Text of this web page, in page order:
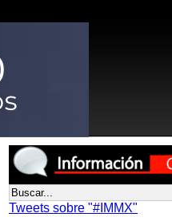
Tweets sobre "#IMMX"